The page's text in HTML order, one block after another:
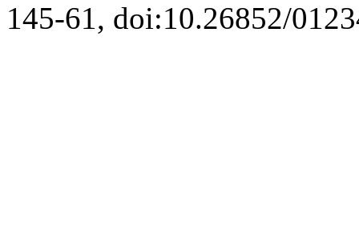
145-61, doi:10.26852/